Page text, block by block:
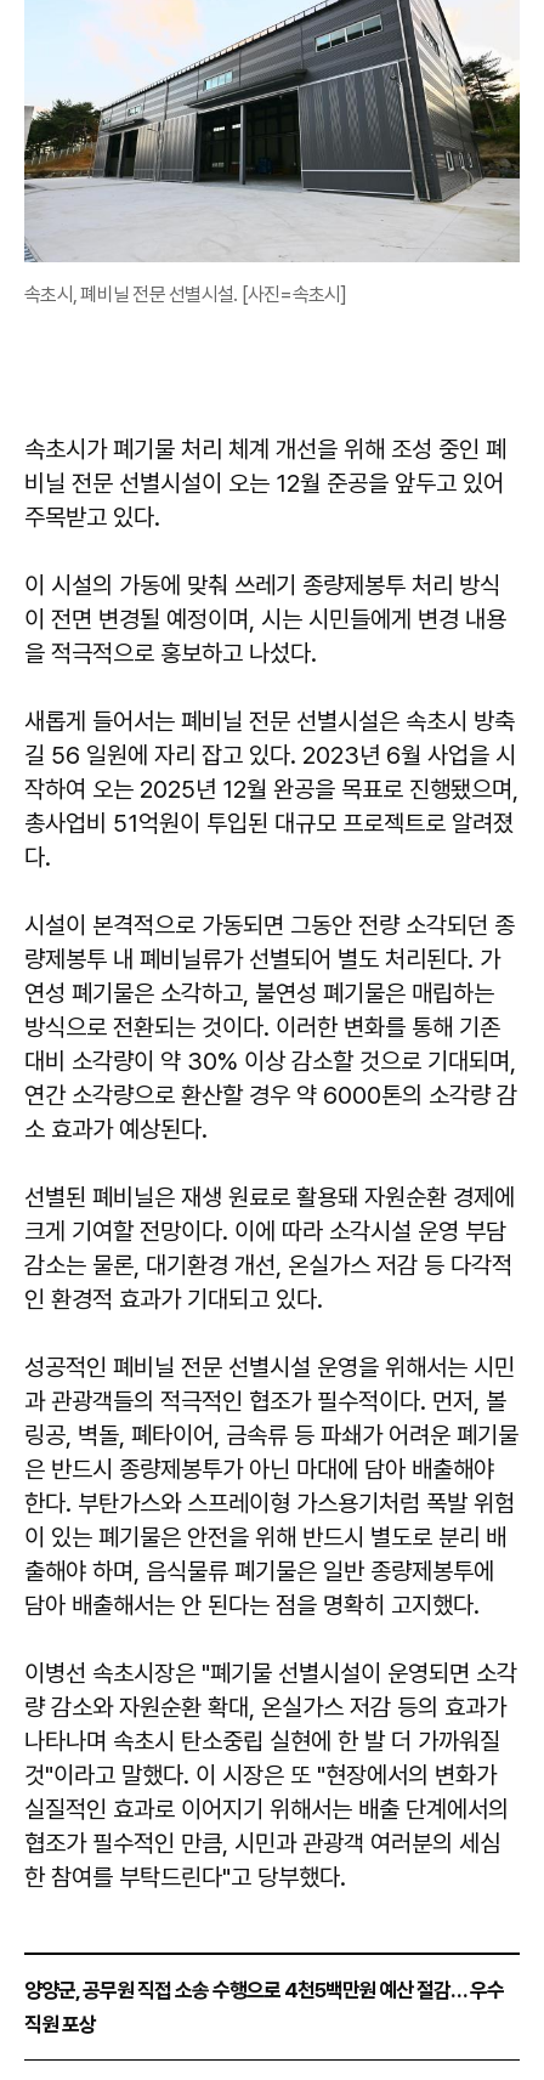
속초시, 폐비닐 전문 선별시설. [사진=속초시]
속초시가 폐기물 처리 체계 개선을 위해 조성 중인 폐
비닐 전문 선별시설이 오는 12월 준공을 앞두고 있어
주목받고 있다.
이 시설의 가동에 맞춰 쓰레기 종량제봉투 처리 방식
이 전면 변경될 예정이며, 시는 시민들에게 변경 내용
을 적극적으로 홍보하고 나섰다.
새롭게 들어서는 폐비닐 전문 선별시설은 속초시 방축
길 56 일원에 자리 잡고 있다. 2023년 6월 사업을 시
작하여 오는 2025년 12월 완공을 목표로 진행됐으며,
총사업비 51억원이 투입된 대규모 프로젝트로 알려졌
다.
시설이 본격적으로 가동되면 그동안 전량 소각되던 종
량제봉투 내 폐비닐류가 선별되어 별도 처리된다. 가
연성 폐기물은 소각하고, 불연성 폐기물은 매립하는
방식으로 전환되는 것이다. 이러한 변화를 통해 기존
대비 소각량이 약 30% 이상 감소할 것으로 기대되며,
연간 소각량으로 환산할 경우 약 6000톤의 소각량 감
소 효과가 예상된다.
선별된 폐비닐은 재생 원료로 활용돼 자원순환 경제에
크게 기여할 전망이다. 이에 따라 소각시설 운영 부담
감소는 물론, 대기환경 개선, 온실가스 저감 등 다각적
인 환경적 효과가 기대되고 있다.
성공적인 폐비닐 전문 선별시설 운영을 위해서는 시민
과 관광객들의 적극적인 협조가 필수적이다. 먼저, 볼
링공, 벽돌, 폐타이어, 금속류 등 파쇄가 어려운 폐기물
은 반드시 종량제봉투가 아닌 마대에 담아 배출해야
한다. 부탄가스와 스프레이형 가스용기처럼 폭발 위험
이 있는 폐기물은 안전을 위해 반드시 별도로 분리 배
출해야 하며, 음식물류 폐기물은 일반 종량제봉투에
담아 배출해서는 안 된다는 점을 명확히 고지했다.
이병선 속초시장은 "폐기물 선별시설이 운영되면 소각
량 감소와 자원순환 확대, 온실가스 저감 등의 효과가
나타나며 속초시 탄소중립 실현에 한 발 더 가까워질
것"이라고 말했다. 이 시장은 또 "현장에서의 변화가
실질적인 효과로 이어지기 위해서는 배출 단계에서의
협조가 필수적인 만큼, 시민과 관광객 여러분의 세심
한 참여를 부탁드린다"고 당부했다.
양양군, 공무원 직접 소송 수행으로 4천5백만원 예산 절감… 우수
직원 포상